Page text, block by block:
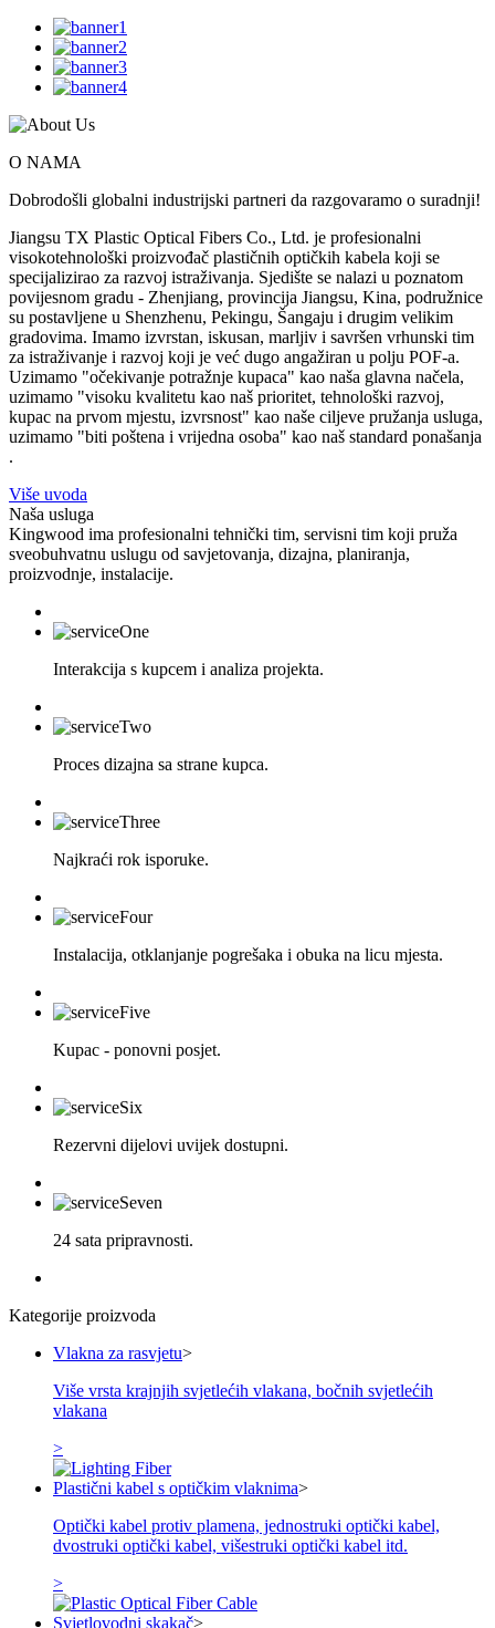
O NAMA
Dobrodošli globalni industrijski partneri da razgovaramo o suradnji!
Jiangsu TX Plastic Optical Fibers Co., Ltd. je profesionalni
visokotehnološki proizvođač plastičnih optičkih kabela koji se
specijalizirao za razvoj istraživanja. Sjedište se nalazi u poznatom
povijesnom gradu - Zhenjiang, provincija Jiangsu, Kina, podružnice
su postavljene u Shenzhenu, Pekingu, Šangaju i drugim velikim
gradovima. Imamo izvrstan, iskusan, marljiv i savršen vrhunski tim
za istraživanje i razvoj koji je već dugo angažiran u polju POF-a.
Uzimamo "očekivanje potražnje kupaca" kao naša glavna načela,
uzimamo "visoku kvalitetu kao naš prioritet, tehnološki razvoj,
kupac na prvom mjestu, izvrsnost" kao naše ciljeve pružanja usluga,
uzimamo "biti poštena i vrijedna osoba" kao naš standard ponašanja
.
Više uvoda
Naša usluga
Kingwood ima profesionalni tehnički tim, servisni tim koji pruža
sveobuhvatnu uslugu od savjetovanja, dizajna, planiranja,
proizvodnje, instalacije.
Interakcija s kupcem i analiza projekta.
Proces dizajna sa strane kupca.
Najkraći rok isporuke.
Instalacija, otklanjanje pogrešaka i obuka na licu mjesta.
Kupac - ponovni posjet.
Rezervni dijelovi uvijek dostupni.
24 sata pripravnosti.
Kategorije proizvoda
Vlakna za rasvjetu>
Više vrsta krajnjih svjetlećih vlakana, bočnih svjetlećih
vlakana
>
Plastični kabel s optičkim vlaknima>
Optički kabel protiv plamena, jednostruki optički kabel,
dvostruki optički kabel, višestruki optički kabel itd.
>
Svjetlovodni skakač>